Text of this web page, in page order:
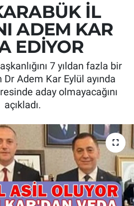
İL
ADEM KAR
EDİYOR
7 yıldan fazla bir
Adem Kar Eylül ayında
aday olmayacağını
açıkladı.